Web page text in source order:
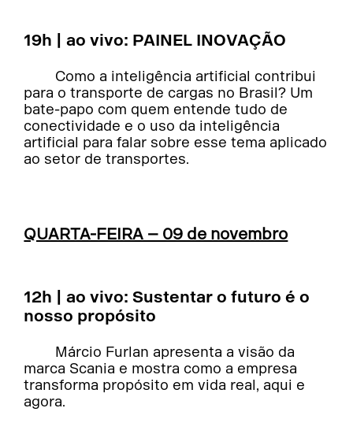
19h | ao vivo: PAINEL INOVAÇÃO
Como a inteligência artificial contribui
para o transporte de cargas no Brasil? Um
bate-papo com quem entende tudo de
conectividade e o uso da inteligência
artificial para falar sobre esse tema aplicado
ao setor de transportes.
QUARTA-FEIRA – 09 de novembro
12h | ao vivo: Sustentar o futuro é o
nosso propósito
Márcio Furlan apresenta a visão da
marca Scania e mostra como a empresa
transforma propósito em vida real, aqui e
agora.